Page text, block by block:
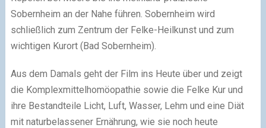
Sobernheim an der Nahe führen. Sobernheim wird
schließlich zum Zentrum der Felke-Heilkunst und zum
wichtigen Kurort (Bad Sobernheim).
Aus dem Damals geht der Film ins Heute über und zeigt
die Komplexmittelhomöopathie sowie die Felke Kur und
ihre Bestandteile Licht, Luft, Wasser, Lehm und eine Diät
mit naturbelassener Ernährung, wie sie noch heute